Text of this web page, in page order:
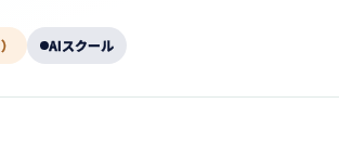
AIスクール